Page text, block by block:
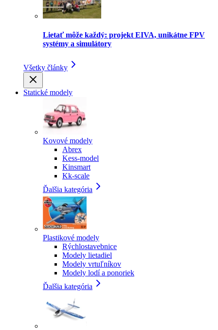
Lietať môže každý: projekt EIVA, unikátne FPV
systémy a simulátory
Všetky články
Statické modely
Kovové modely
Abrex
Kess-model
Kinsmart
Kk-scale
Ďalšia kategória
Plastikové modely
Rýchlostavebnice
Modely lietadiel
Modely vrtuľníkov
Modely lodí a ponoriek
Ďalšia kategória